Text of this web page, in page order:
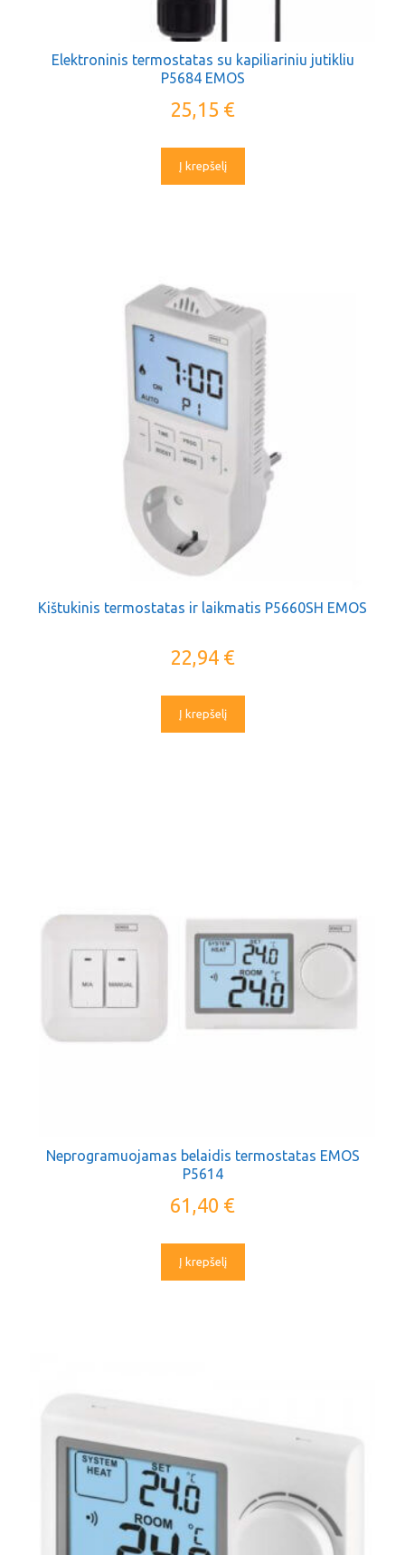
Elektroninis termostatas su kapiliariniu jutikliu
P5684 EMOS
25,15 €
Į krepšelį
Kištukinis termostatas ir laikmatis P5660SH EMOS
22,94 €
Į krepšelį
Neprogramuojamas belaidis termostatas EMOS
P5614
61,40 €
Į krepšelį